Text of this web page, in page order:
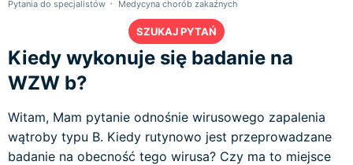
Pytania do specjalistów Medycyna chorób zakaźnych
SZUKAJ PYTAŃ
Kiedy wykonuje się badanie na
WZW b?
Witam, Mam pytanie odnośnie wirusowego zapalenia
wątroby typu B. Kiedy rutynowo jest przeprowadzane
badanie na obecność tego wirusa? Czy ma to miejsce